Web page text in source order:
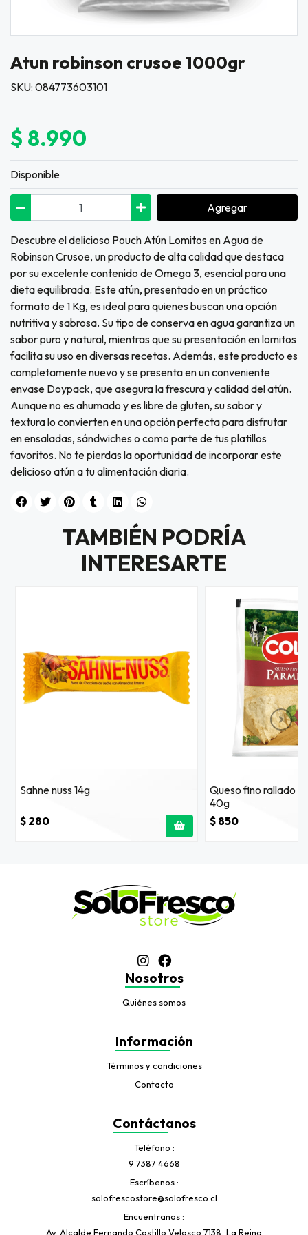
Atun robinson crusoe 1000gr
SKU: 084773603101
$ 8.990
Disponible
Agregar
Descubre el delicioso Pouch Atún Lomitos en Agua de
Robinson Crusoe, un producto de alta calidad que destaca
por su excelente contenido de Omega 3, esencial para una
dieta equilibrada. Este atún, presentado en un práctico
formato de 1 Kg, es ideal para quienes buscan una opción
nutritiva y sabrosa. Su tipo de conserva en agua garantiza un
sabor puro y natural, mientras que su presentación en lomitos
facilita su uso en diversas recetas. Además, este producto es
completamente nuevo y se presenta en un conveniente
envase Doypack, que asegura la frescura y calidad del atún.
Aunque no es ahumado y es libre de gluten, su sabor y
textura lo convierten en una opción perfecta para disfrutar
en ensaladas, sándwiches o como parte de tus platillos
favoritos. No te pierdas la oportunidad de incorporar este
delicioso atún a tu alimentación diaria.
TAMBIÉN PODRÍA
INTERESARTE
Sahne nuss 14g
$ 280
Queso fino rallado
40g
$ 850
Nosotros
Quiénes somos
Información
Términos y condiciones
Contacto
Contáctanos
Teléfono
9 7387 4668
Escríbenos
solofrescostore@solofresco.cl
Encuentranos
Av. Alcalde Fernando Castillo Velasco 7138, La Reina